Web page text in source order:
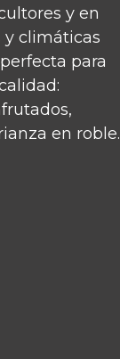
y en
y climáticas
para
en roble.